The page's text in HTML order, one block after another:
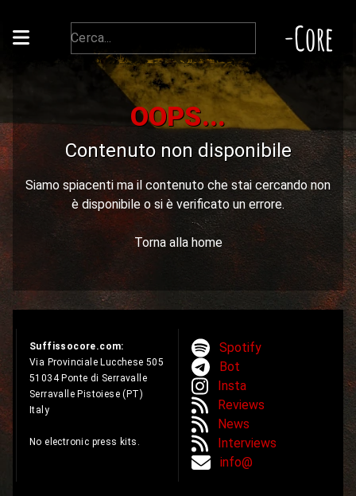
-Core
OOPS...
Contenuto non disponibile
Siamo spiacenti ma il contenuto che stai cercando non
è disponibile o si è verificato un errore.
Torna alla home
Suffissocore.com:
Via Provinciale Lucchese 505
51034 Ponte di Serravalle
Serravalle Pistoiese (PT)
Italy
No electronic press kits.
Spotify
Bot
Insta
Reviews
News
Interviews
info@